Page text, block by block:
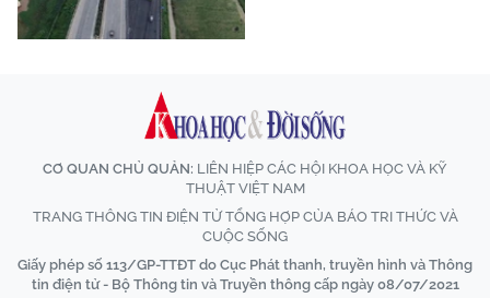
CƠ QUAN CHỦ QUẢN: LIÊN HIỆP CÁC HỘI KHOA HỌC VÀ KỸ
THUẬT VIỆT NAM
TRANG THÔNG TIN ĐIỆN TỬ TỔNG HỢP CỦA BÁO TRI THỨC VÀ
CUỘC SỐNG
Giấy phép số 113/GP-TTĐT do Cục Phát thanh, truyền hình và Thông
tin điện tử - Bộ Thông tin và Truyền thông cấp ngày 08/07/2021